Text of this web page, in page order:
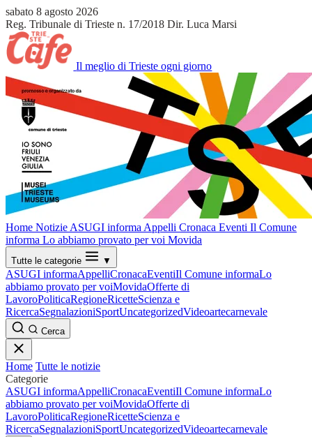
sabato 8 agosto 2026
Reg. Tribunale di Trieste n. 17/2018 Dir. Luca Marsi
Il meglio di Trieste ogni giorno
Home Notizie ASUGI informa Appelli Cronaca Eventi Il Comune
informa Lo abbiamo provato per voi Movida
Tutte le categorie ▼
ASUGI informaAppelliCronacaEventiIl Comune informaLo
abbiamo provato per voiMovidaOfferte di
LavoroPoliticaRegioneRicetteScienza e
RicercaSegnalazioniSportUncategorizedVideoartecarnevale
Cerca
Home Tutte le notizie
Categorie
ASUGI informaAppelliCronacaEventiIl Comune informaLo
abbiamo provato per voiMovidaOfferte di
LavoroPoliticaRegioneRicetteScienza e
RicercaSegnalazioniSportUncategorizedVideoartecarnevale